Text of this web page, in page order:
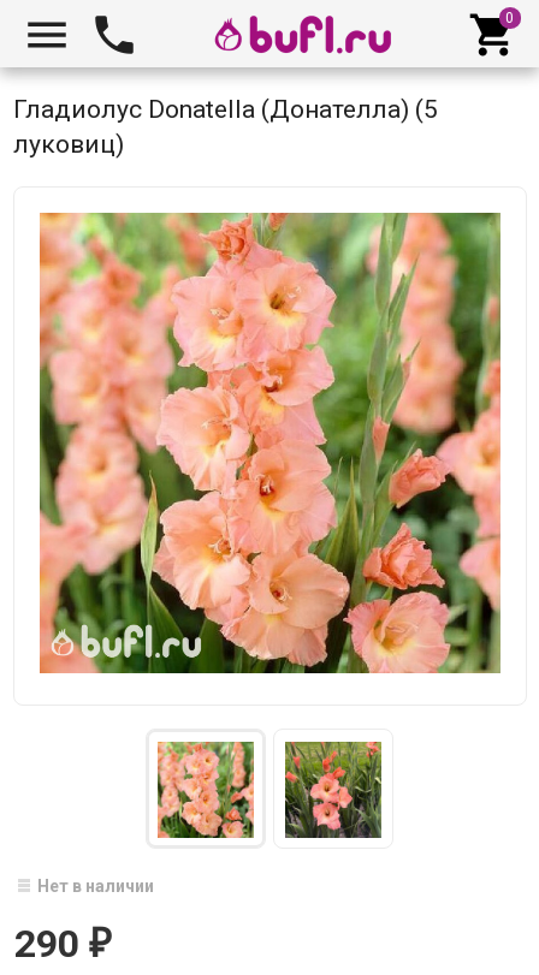
  
Гладиолус Donatella (Донателла) (5
луковиц)
Нет в наличии
290 ₽